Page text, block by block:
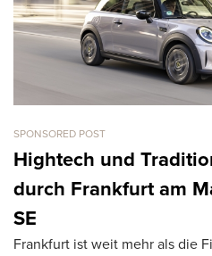
SPONSORED POST
Hightech und
durch Frankfurt am
SE
Frankfurt ist weit mehr als die